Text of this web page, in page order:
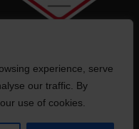
experience, serve
our traffic. By
use of cookies.
website